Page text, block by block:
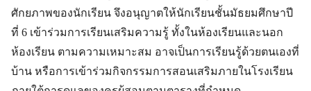
ศักยภาพของนักเรียน จึงอนุญาตให้นักเรียนชั้นมัธยมศึกษาปี
ที่ 6 เข้าร่วมการเรียนเสริมความรู้ ทั้งในห้องเรียนและนอก
ห้องเรียน ตามความเหมาะสม อาจเป็นการเรียนรู้ด้วยตนเองที่
บ้าน หรือการเข้าร่วมกิจกรรมการสอนเสริมภายในโรงเรียน